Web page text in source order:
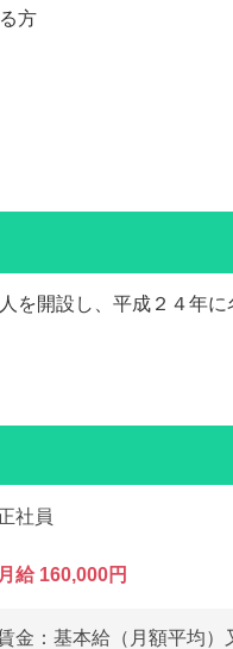
方
を開設し、平成２４年
社員
月給 160,000円
金：基本給（月額平均）